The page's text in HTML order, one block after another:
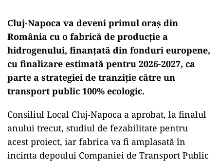
Cluj-Napoca va deveni primul oraș din
România cu o fabrică de producție a
hidrogenului, finanțată din fonduri europene,
cu finalizare estimată pentru 2026-2027, ca
parte a strategiei de tranziție către un
transport public 100% ecologic.
Consiliul Local Cluj-Napoca a aprobat, la finalul
anului trecut, studiul de fezabilitate pentru
acest proiect, iar fabrica va fi amplasată în
incinta depoului Companiei de Transport Public